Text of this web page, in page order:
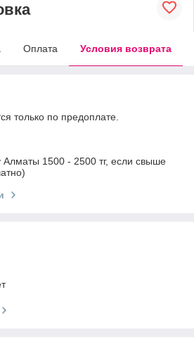
Оплата Условия возврата
только по предоплате.
Алматы 1500 - 2500 тг, если свыше